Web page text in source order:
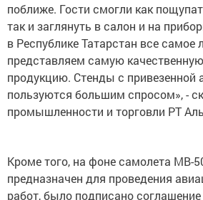
поближе. Гости смогли как
так и заглянуть в салон и на
в Республике Татарстан все
представляем самую
продукцию. Стенды с привезенной
пользуются большим спросом», -
промышленности и торговли РТ
Кроме того, на фоне самолета МВ-
предназначен для проведения
работ, было подписано